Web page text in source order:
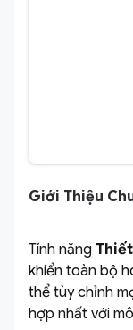
Giới Thiệu
Tính năng
khiển toàn bộ
thể tùy chỉnh
hợp nhất với